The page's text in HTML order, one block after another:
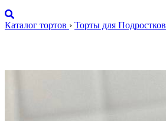
Каталог тортов › Торты для Подростков